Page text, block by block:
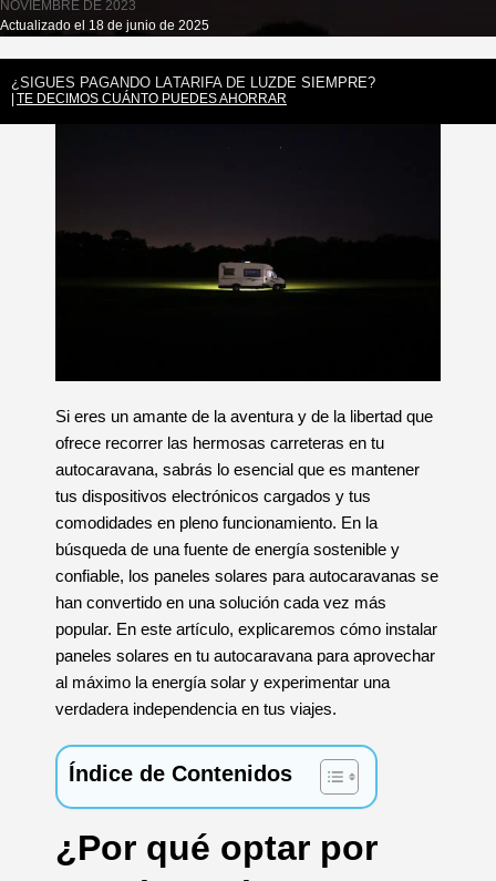
NOVIEMBRE DE 2023
Actualizado el 18 de junio de 2025
¿SIGUES PAGANDO LATARIFA DE LUZDE SIEMPRE?
TE DECIMOS CUÁNTO PUEDES AHORRAR
Si eres un amante de la aventura y de la libertad que
ofrece recorrer las hermosas carreteras en tu
autocaravana, sabrás lo esencial que es mantener
tus dispositivos electrónicos cargados y tus
comodidades en pleno funcionamiento. En la
búsqueda de una fuente de energía sostenible y
confiable, los paneles solares para autocaravanas se
han convertido en una solución cada vez más
popular. En este artículo, explicaremos cómo instalar
paneles solares en tu autocaravana para aprovechar
al máximo la energía solar y experimentar una
verdadera independencia en tus viajes.
Índice de Contenidos
¿Por qué optar por